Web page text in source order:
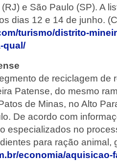
e São Paulo (SP). A
dias 12 e 14 de junho.
turismo/distrito-
qual/
de reciclagem de
Patense, do mesmo
de Minas, no Alto
De acordo com
especializados no
para ração animal,
economia/aquisicao-